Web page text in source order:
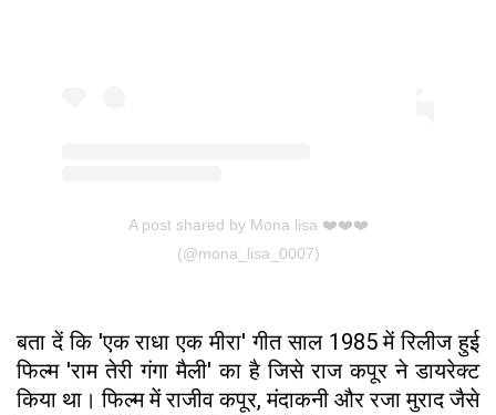
A post shared by Mona lisa ❤️❤️❤️
(@mona_lisa_0007)
बता दें कि 'एक राधा एक मीरा' गीत साल 1985 में रिलीज हुई
फिल्म 'राम तेरी गंगा मैली' का है जिसे राज कपूर ने डायरेक्ट
किया था। फिल्म में राजीव कपूर, मंदाकनी और रजा मुराद जैसे